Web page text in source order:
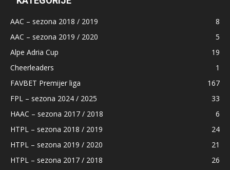
AAC – sezona 2018 / 2019
8
AAC – sezona 2019 / 2020
5
Alpe Adria Cup
19
Cheerleaders
1
FAVBET Premijer liga
167
FPL – sezona 2024 / 2025
33
HAAC – sezona 2017 / 2018
6
HTPL – sezona 2018 / 2019
24
HTPL – sezona 2019 / 2020
21
HTPL – sezona 2017 / 2018
26